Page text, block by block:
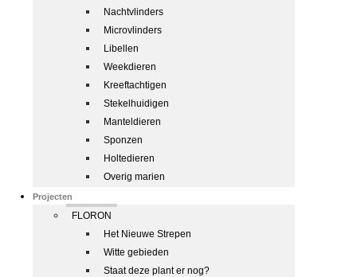
Nachtvlinders
Microvlinders
Libellen
Weekdieren
Kreeftachtigen
Stekelhuidigen
Manteldieren
Sponzen
Holtedieren
Overig marien
Projecten
FLORON
Het Nieuwe Strepen
Witte gebieden
Staat deze plant er nog?